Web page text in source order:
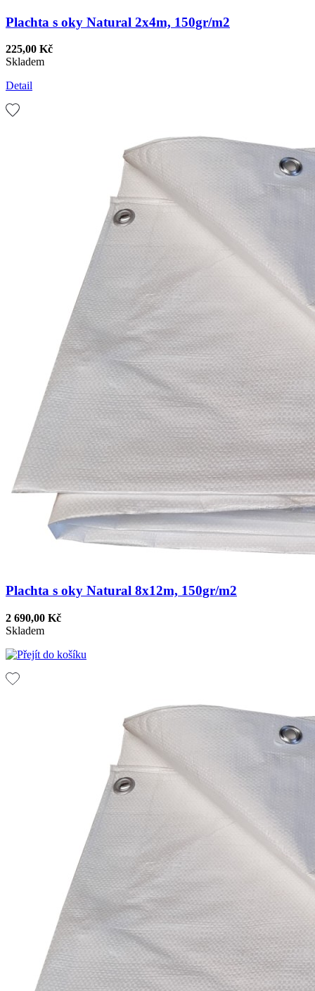
Plachta s oky Natural 2x4m, 150gr/m2
225,00 Kč
Skladem
Detail
Plachta s oky Natural 8x12m, 150gr/m2
2 690,00 Kč
Skladem